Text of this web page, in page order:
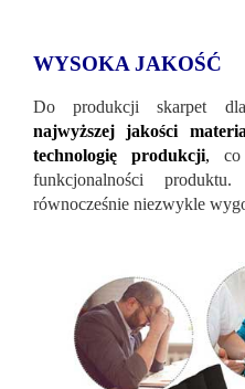
WYSOKA JAKOŚĆ
Do produkcji skarpet
najwyższej jakości
technologię produkcji, co
funkcjonalności
równocześnie niezwykle